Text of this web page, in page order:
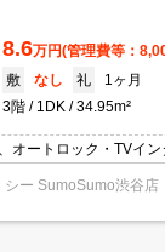
8.6万円(管理費等：
敷
なし 礼
1ヶ月
3階
1DK 34.95m²
オートロック・TVイ
備を備え付けています
豊富なので、衣類や履
ゴミ出し24時間OK・
ー SumoSumo渋谷店